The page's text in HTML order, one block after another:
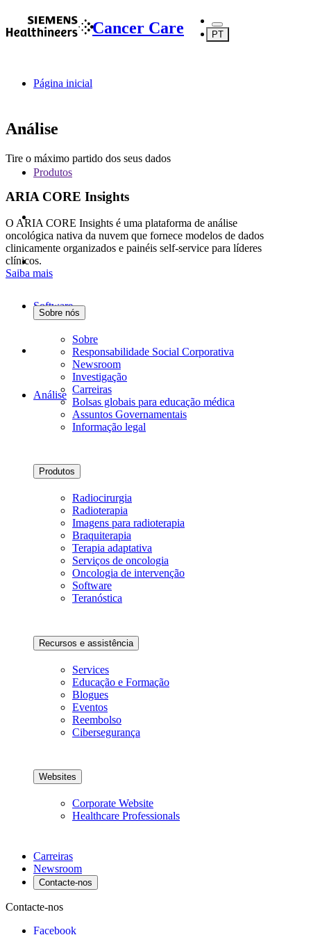
Cancer Care PT
Página inicial
Produtos
Software
Análise
Análise
Tire o máximo partido dos seus dados
ARIA CORE Insights
O ARIA CORE Insights é uma plataforma de análise
oncológica nativa da nuvem que fornece modelos de dados
clinicamente organizados e painéis self-service para líderes
clínicos.
Saiba mais
Sobre nós
Sobre
Responsabilidade Social Corporativa
Newsroom
Investigação
Carreiras
Bolsas globais para educação médica
Assuntos Governamentais
Informação legal
Produtos
Radiocirurgia
Radioterapia
Imagens para radioterapia
Braquiterapia
Terapia adaptativa
Serviços de oncologia
Oncologia de intervenção
Software
Teranóstica
Recursos e assistência
Services
Educação e Formação
Blogues
Eventos
Reembolso
Cibersegurança
Websites
Corporate Website
Healthcare Professionals
Carreiras
Newsroom
Contacte-nos
Contacte-nos
Facebook